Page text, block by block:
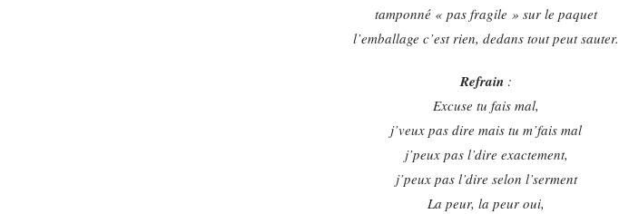
tamponné « pas fragile » sur le paquet
l’emballage c’est rien, dedans tout peut sauter.
Refrain :
Excuse tu fais mal,
j’veux pas dire mais tu m’fais mal
j’peux pas l’dire exactement,
j’peux pas l’dire selon l’serment
La peur, la peur oui,